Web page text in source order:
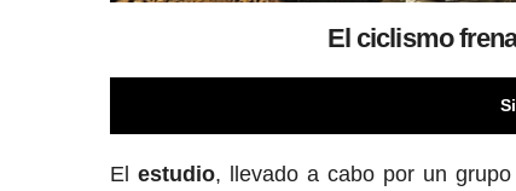
El ciclismo
Elestudio, llevado a cabo por un